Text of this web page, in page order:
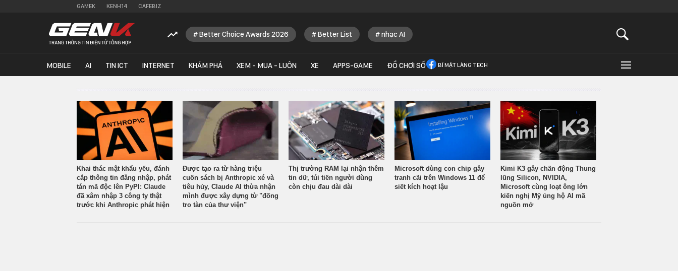
GAMEK KENH14 CAFEBIZ
Better Choice Awards 2026 Better List nhạc AI
MOBILE AI TIN ICT INTERNET KHÁM PHÁ XEM - MUA - LUÔN XE APPS-GAME ĐỒ CHƠI SỐ BÍ MẬT LÀNG TECH
Khai thác mật khẩu yếu, đánh
cắp thông tin đăng nhập, phát
tán mã độc lên PyPI: Claude
đã xâm nhập 3 công ty thật
trước khi Anthropic phát hiện
Được tạo ra từ hàng triệu
cuốn sách bị Anthropic xé và
tiêu hủy, Claude AI thừa nhận
mình được xây dựng từ "đống
tro tàn của thư viện"
Thị trường RAM lại nhận thêm
tin dữ, túi tiền người dùng
còn chịu đau dài dài
Microsoft dùng con chip gây
tranh cãi trên Windows 11 để
siết kích hoạt lậu
Kimi K3 gây chấn động Thung
lũng Silicon, NVIDIA,
Microsoft cùng loạt ông lớn
kiến nghị Mỹ ủng hộ AI mã
nguồn mở